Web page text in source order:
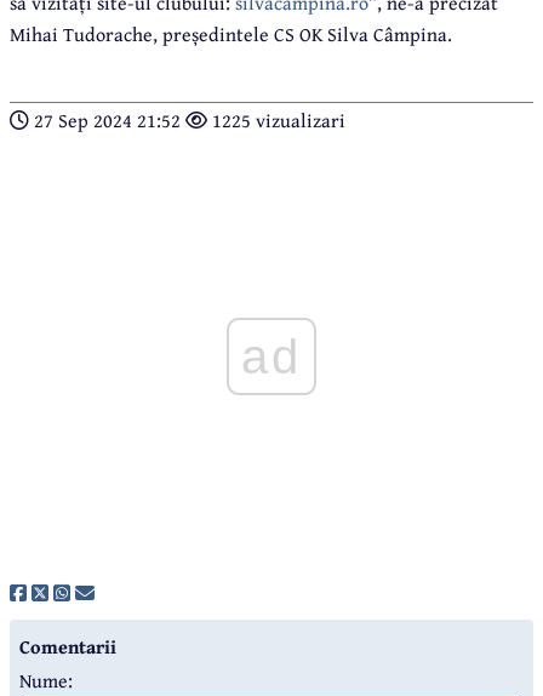
Mihai Tudorache, președintele CS OK Silva Câmpina.
27 Sep 2024 21:52 1225 vizualizari
ad
Comentarii
Nume: